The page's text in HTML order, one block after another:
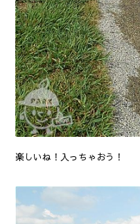
楽しいね！入っちゃおう！